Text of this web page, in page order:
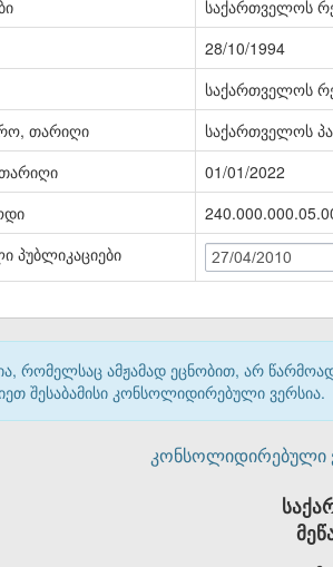
საქართველოს
28/10/1994
საქართველოს
თარიღი
საქართველოს
01/01/2022
პუბლიკაციები
27/04/2010
რომელსაც ამჟამად ეცნობით, არ
შესაბამისი კონსოლიდირებული ვერსია.
კონსოლიდირებული